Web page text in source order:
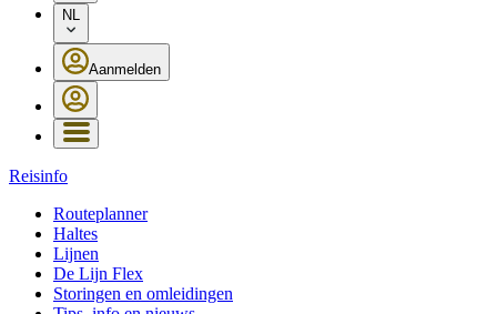
NL
Aanmelden
Reisinfo
Routeplanner
Haltes
Lijnen
De Lijn Flex
Storingen en omleidingen